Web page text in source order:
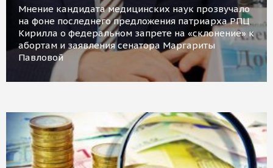
Мнение кандидата медицинских наук прозвучало
на фоне последнего предложения патриарха РПЦ
Кирилла о федеральном запрете на «склонение» к
абортам и заявления сенатора Маргариты
Павловой